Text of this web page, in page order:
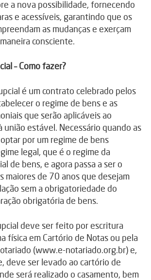
a nova possibilidade, fornecendo
e acessíveis, garantindo que os
as mudanças e exerçam
consciente.
– Como fazer?
é um contrato celebrado pelos
o regime de bens e as
que serão aplicáveis ao
união estável. Necessário quando as
por um regime de bens
legal, que é o regime da
de bens, e agora passa a ser o
maiores de 70 anos que desejam
sem a obrigatoriedade do
obrigatória de bens.
deve ser feito por escritura
física em Cartório de Notas ou pela
(www.e-notariado.org.br) e,
deve ser levado ao cartório de
será realizado o casamento, bem